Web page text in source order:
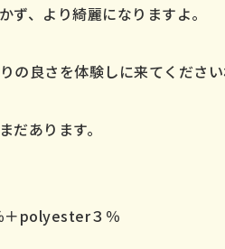
ず、より綺麗になりますよ。
の良さを体験しに来てくださ
だあります。
３％